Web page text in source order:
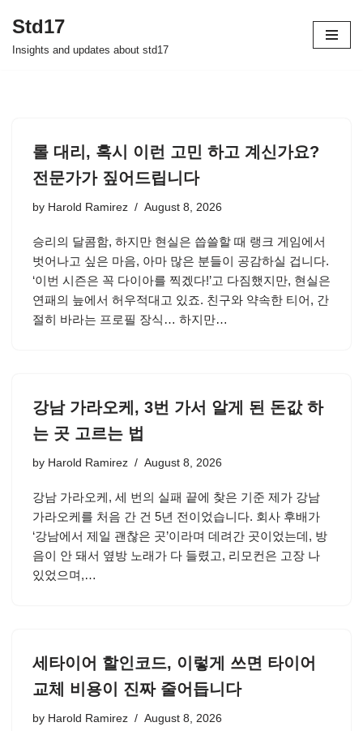
Skip
Std17
Insights and updates about std17
롤 대리, 혹시 이런 고민 하고 계신가요?
전문가가 짚어드립니다
by Harold Ramirez August 8, 2026
승리의 달콤함, 하지만 현실은 씁쓸할 때 랭크 게임에서
벗어나고 싶은 마음, 아마 많은 분들이 공감하실 겁니다.
‘이번 시즌은 꼭 다이아를 찍겠다!’고 다짐했지만, 현실은
연패의 늪에서 허우적대고 있죠. 친구와 약속한 티어, 간
절히 바라는 프로필 장식… 하지만…
강남 가라오케, 3번 가서 알게 된 돈값 하
는 곳 고르는 법
by Harold Ramirez August 8, 2026
강남 가라오케, 세 번의 실패 끝에 찾은 기준 제가 강남
가라오케를 처음 간 건 5년 전이었습니다. 회사 후배가
‘강남에서 제일 괜찮은 곳’이라며 데려간 곳이었는데, 방
음이 안 돼서 옆방 노래가 다 들렸고, 리모컨은 고장 나
있었으며,…
세타이어 할인코드, 이렇게 쓰면 타이어
교체 비용이 진짜 줄어듭니다
by Harold Ramirez August 8, 2026